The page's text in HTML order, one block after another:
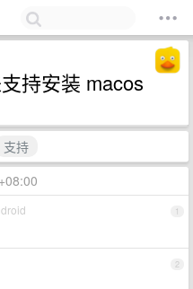
持安装 macos
支持
1
2